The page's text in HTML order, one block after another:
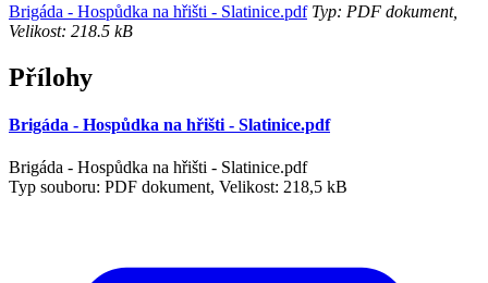
Brigáda - Hospůdka na hřišti - Slatinice.pdfTyp: PDF dokument,
Velikost: 218.5 kB
Přílohy
Brigáda - Hospůdka na hřišti - Slatinice.pdf
Brigáda - Hospůdka na hřišti - Slatinice.pdf
Typ souboru: PDF dokument, Velikost: 218,5 kB